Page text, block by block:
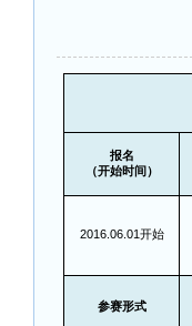
报名
（开始时间）
2016.06.01开始
参赛形式